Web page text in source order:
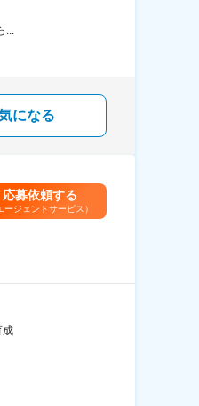
になる
応募依頼する
ージェントサービス）
成